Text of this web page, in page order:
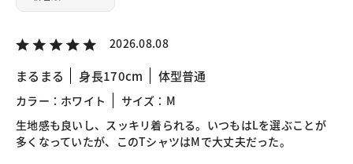
2026.08.08
まるまる 身長170cm 体型普通
カラー：ホワイト
サイズ：M
生地感も良いし、スッキリ着られる。いつもはLを選ぶことが
多くなっていたが、このTシャツはMで大丈夫だった。